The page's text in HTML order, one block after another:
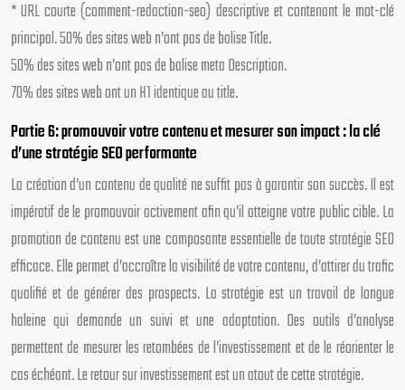
* URL courte (comment-redaction-seo) descriptive et contenant le mot-clé
principal. 50% des sites web n’ont pas de balise Title.
50% des sites web n’ont pas de balise meta Description.
70% des sites web ont un H1 identique au title.
Partie 6: promouvoir votre contenu et mesurer son impact : la clé
d’une stratégie SEO performante
La création d’un contenu de qualité ne suffit pas à garantir son succès. Il est
impératif de le promouvoir activement afin qu’il atteigne votre public cible. La
promotion de contenu est une composante essentielle de toute stratégie SEO
efficace. Elle permet d’accroître la visibilité de votre contenu, d’attirer du trafic
qualifié et de générer des prospects. La stratégie est un travail de longue
haleine qui demande un suivi et une adaptation. Des outils d’analyse
permettent de mesurer les retombées de l’investissement et de le réorienter le
cas échéant. Le retour sur investissement est un atout de cette stratégie.